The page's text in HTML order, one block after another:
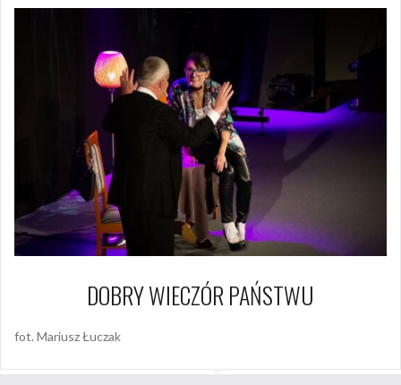
DOBRY WIECZÓR PAŃSTWU
fot. Mariusz Łuczak